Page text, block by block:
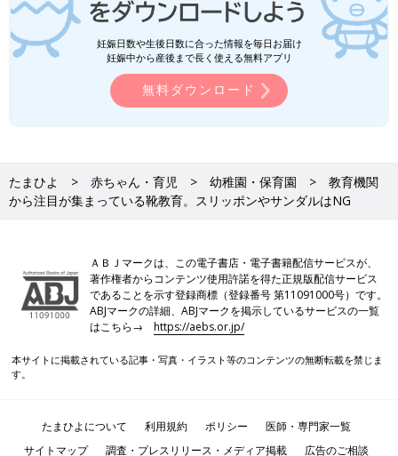
妊娠日数や生後日数に合った情報を毎日お届け
妊娠中から産後まで長く使える無料アプリ
無料ダウンロード
たまひよ 赤ちゃん・育児 幼稚園・保育園
教育機関
から注目が集まっている靴教育。スリッポンやサンダルはNG
ＡＢＪマークは、この電子書店・電子書籍配信サービスが、
著作権者からコンテンツ使用許諾を得た正規版配信サービス
であることを示す登録商標（登録番号 第11091000号）です。
ABJマークの詳細、ABJマークを掲示しているサービスの一覧
はこちら→https://aebs.or.jp/
本サイトに掲載されている記事・写真・イラスト等のコンテンツの無断転載を禁じま
す。
たまひよについて 利用規約 ポリシー
医師・専門家一覧
サイトマップ
調査・プレスリリース・メディア掲載 広告のご相談